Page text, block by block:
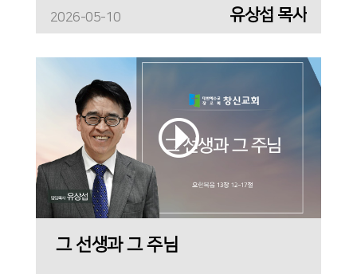
2026-05-10 유상섭 목사
그 선생과 그 주님